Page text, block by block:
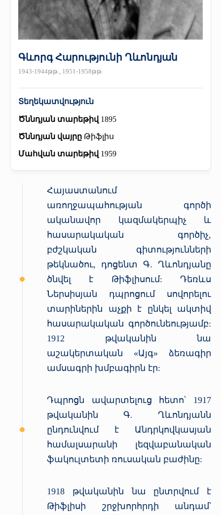
«Հերացի» արհեստակցական կազմակերպություն
«Հերացի» վերլուծական
Գևորգ Հարությունի Ղևոնդյան
1943-1944թթ., 1951-1958թթ.
Տեղեկատվություն
Ծննդյան տարեթիվ 1895
Ծննդյան վայրը Թիֆլիս
Մահվան տարեթիվ 1959
Հայաստանում
առողջապահության գործի
ականավոր կազմակերպիչ և
հասարակական գործիչ,
բժշկական գիտությունների
թեկնածու, դոցենտ Գ. Ղևոնդյանը
ծնվել է Թիֆլիսում: Դեռևս
Ներսիսյան դպրոցում սովորելու
տարիներին աչքի է ընկել ակտիվ
հասարակական գործունեությամբ:
1912 թվականին նա
աշակերտական «Այգ» ձեռագիր
ամսագրի խմբագիրն էր:
Դպրոցն ավարտելուց հետո՝ 1917
թվականին Գ. Ղևոնդյանն
ընդունվում է Անդրկովկասյան
համալսարանի լեզվաբանական
ֆակուլտետի ռուսական բաժինը:
1918 թվականին նա ընտրվում է
Թիֆլիսի շրջխորհրդի անդամ՝